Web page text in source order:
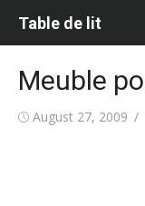
Table de lit
Meuble
Posted
August 27, 2009